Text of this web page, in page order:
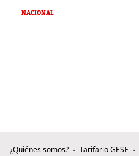
NACIONAL
¿Quiénes somos? Tarifario GESE